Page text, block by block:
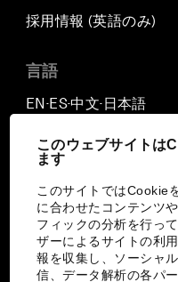
このウェブサイトは
ます
このサイトではCookie
に合わせたコンテンツ
フィックの分析を行っ
ザーによるサイトの利
報を収集し、ソーシャ
信、データ解析の各パ
採用情報 (英語のみ)
言語
EN ▪ES▪中文▪ 日本語